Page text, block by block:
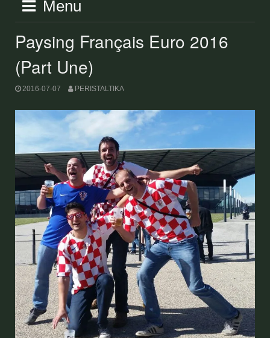
Menu
Paysing Français Euro 2016
(Part Une)
2016-07-07 PERISTALTIKA